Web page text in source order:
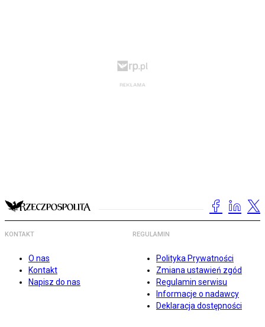
KONTAKT
O nas
Kontakt
Napisz do nas
REGULAMIN
Polityka Prywatności
Zmiana ustawień zgód
Regulamin serwisu
Informacje o nadawcy
Deklaracja dostępności